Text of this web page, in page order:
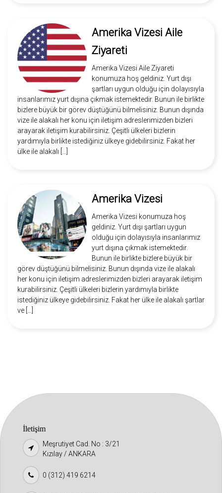
Amerika Vizesi Aile
Ziyareti
Amerika Vizesi Aile Ziyareti
konumuza hoş geldiniz. Yurt dışı
şartları uygun olduğu için dolayısıyla
insanlarımız yurt dışına çıkmak istemektedir. Bunun ile birlikte
bizlere büyük bir görev düştüğünü bilmelisiniz. Bunun dışında
vize ile alakalı her konu için iletişim adreslerimizden bizleri
arayarak iletişim kurabilirsiniz. Çeşitli ülkeleri bizlerin
yardımıyla birlikte istediğiniz ülkeye gidebilirsiniz. Fakat her
ülke ile alakalı […]
Amerika Vizesi
Amerika Vizesi konumuza hoş
geldiniz. Yurt dışı şartları uygun
olduğu için dolayısıyla insanlarımız
yurt dışına çıkmak istemektedir.
Bunun ile birlikte bizlere büyük bir
görev düştüğünü bilmelisiniz. Bunun dışında vize ile alakalı
her konu için iletişim adreslerimizden bizleri arayarak iletişim
kurabilirsiniz. Çeşitli ülkeleri bizlerin yardımıyla birlikte
istediğiniz ülkeye gidebilirsiniz. Fakat her ülke ile alakalı şartlar
ve […]
İletişim
Meşrutiyet Cad. No : 3/21
Kızılay / ANKARA
0 (312) 419 6214